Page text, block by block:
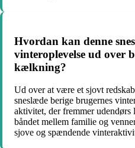
Hvordan kan denne
vinteroplevelse ud over
kælkning?
Ud over at være et sjovt
sneslæde berige brugernes
aktivitet, der fremmer
båndet mellem familie og
sjove og spændende